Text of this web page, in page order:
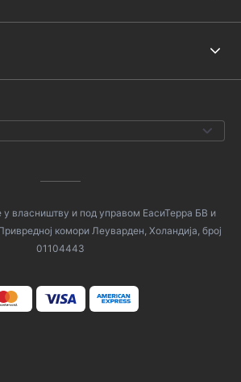
у власништву и под управом ЕасиТерра БВ и
комори Леуварден, Холандија, број
01104443